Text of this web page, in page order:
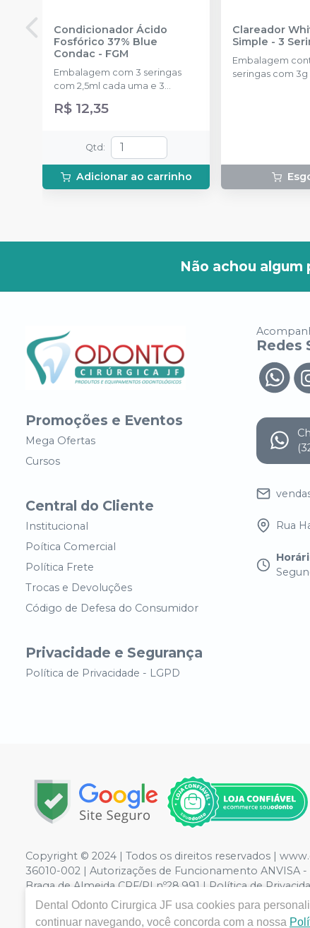
Condicionador Ácido
Fosfórico 37% Blue
Condac - FGM
Embalagem com 3 seringas
com 2,5ml cada uma e 3
R$ 12,35
Qtd :
Adicionar ao carrinho
Clareador
Simple - 3
Embalagem
seringas com
Não achou algum
Promoções e Eventos
Mega Ofertas
Cursos
Central do Cliente
Institucional
Poítica Comercial
Política Frete
Trocas e Devoluções
Código de Defesa do Consumidor
Privacidade e Segurança
Política de Privacidade - LGPD
Redes
Rua
Copyright © 2024 | Todos os direitos reservados |
36010-002 | Autorizações de Funcionamento ANVISA -
Braga de Almeida CRF/PI nº28.991 | Política de
de divergência de preços no site, o valor válido é o
volumes pelo site.
Dental Odonto Cirurgica JF usa cookies para
continuar navegando, você concorda com a nossa